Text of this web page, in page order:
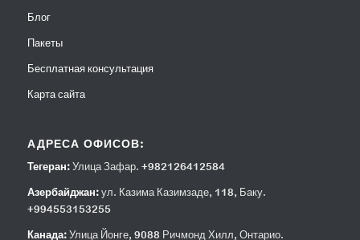
Блог
Пакеты
Бесплатная консультация
Карта сайта
АДРЕСА ОФИСОВ:
Тегеран:Улица Зафар. +982126412584
Азербайджан: ул. Казима Казимзаде, 118, Баку.
+994553153255
Канада:Улица Йонге, 9088 Ричмонд Хилл, Онтарио.